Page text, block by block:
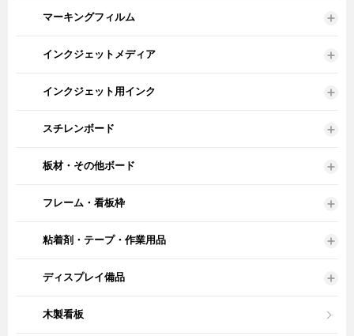
マーキングフィルム
インクジェットメディア
インクジェット用インク
スチレンボード
板材・その他ボード
フレーム・看板枠
粘着剤・テープ・作業用品
ディスプレイ備品
木製看板